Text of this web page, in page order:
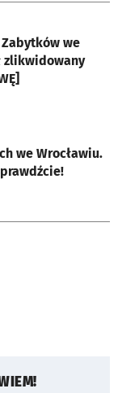
we
zlikwidowany
we Wrocławiu.